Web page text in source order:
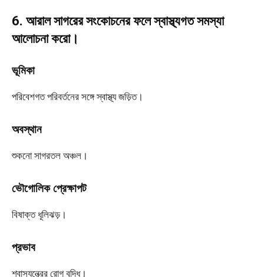
6. আরাল সাগরের সংকোচনের ফলে স্বাস্থ্যগত সমস্যা
আলোচনা করো।
ভূমিকা
পরিবেশগত পরিবর্তনের সঙ্গে স্বাস্থ্য জড়িত।
অবস্থান
শুকনো সাগরতল অঞ্চল।
ভৌগোলিক প্রেক্ষাপট
বিষাক্ত ধূলিঝড়।
প্রভাব
শ্বাসযন্ত্রের রোগ বৃদ্ধি।